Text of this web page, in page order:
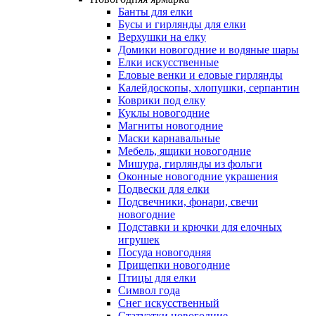
Банты для елки
Бусы и гирлянды для елки
Верхушки на елку
Домики новогодние и водяные шары
Елки искусственные
Еловые венки и еловые гирлянды
Калейдоскопы, хлопушки, серпантин
Коврики под елку
Куклы новогодние
Магниты новогодние
Маски карнавальные
Мебель, ящики новогодние
Мишура, гирлянды из фольги
Оконные новогодние украшения
Подвески для елки
Подсвечники, фонари, свечи
новогодние
Подставки и крючки для елочных
игрушек
Посуда новогодняя
Прищепки новогодние
Птицы для елки
Символ года
Снег искусственный